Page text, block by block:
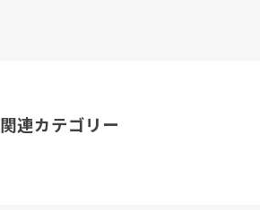
関連カテゴリー